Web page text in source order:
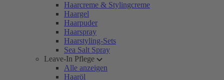
Haarcreme & Stylingcreme
Haargel
Haarpuder
Haarspray
Haarstyling-Sets
Sea Salt Spray
Leave-In Pflege
Alle anzeigen
Haaröl